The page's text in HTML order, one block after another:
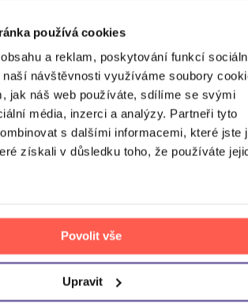
používá cookies
a reklam, poskytování funkcí
naší návštěvnosti využíváme soubory
jak náš web používáte, sdílíme se svými
média, inzerci a analýzy. Partneři tyto
s dalšími informacemi, které jste
získali v důsledku toho, že používáte
Povolit vše
Upravit
DO KOŠÍKU
99980 Kč